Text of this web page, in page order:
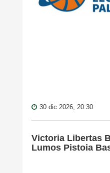
30 dic 2026, 20:30
Victoria Libertas
Lumos Pistoia